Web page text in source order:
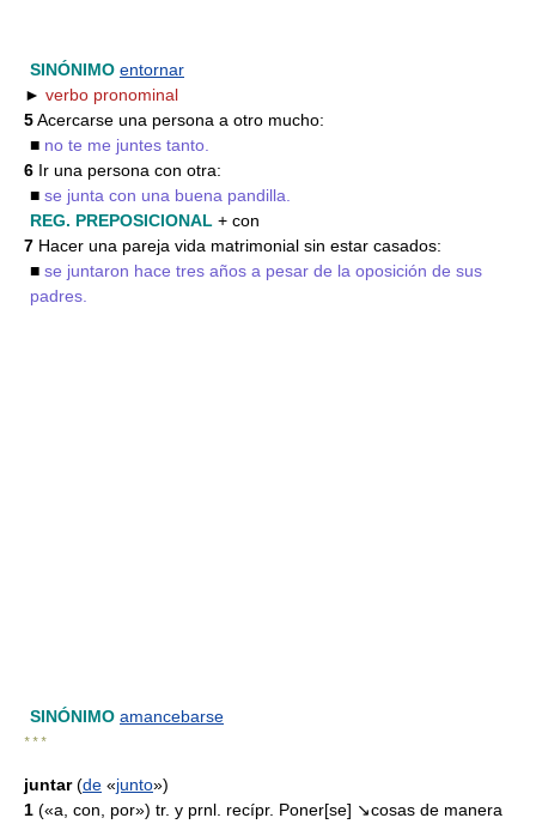
SINÓNIMO entornar
► verbo pronominal
5Acercarse una persona a otro mucho:
■ no te me juntes tanto.
6 Ir una persona con otra:
■ se junta con una buena pandilla.
REG. PREPOSICIONAL + con
7 Hacer una pareja vida matrimonial sin estar casados:
■ se juntaron hace tres años a pesar de la oposición de sus
padres.
SINÓNIMO amancebarse
* * *
juntar(de «junto»)
1 («a, con, por») tr. y prnl. recípr. Poner[se] ↘cosas de manera